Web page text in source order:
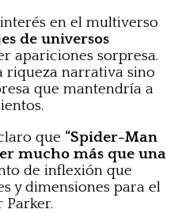
en el multiverso
de universos
apariciones sorpresa.
riqueza narrativa sino
que mantendría a
que “Spider-Man
mucho más que una
de inflexión que
y dimensiones para el
Parker.